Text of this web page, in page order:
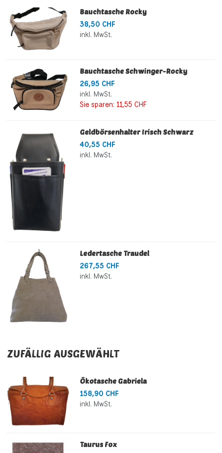
Bauchtasche Rocky
38,50 CHF
inkl. MwSt.
Bauchtasche Schwinger-Rocky
26,95 CHF
inkl. MwSt.
Sie sparen: 11,55 CHF
Geldbörsenhalter Irisch Schwarz
40,55 CHF
inkl. MwSt.
Ledertasche Traudel
267,55 CHF
inkl. MwSt.
ZUFÄLLIG AUSGEWÄHLT
Ökotasche Gabriela
158,90 CHF
inkl. MwSt.
Taurus Fox